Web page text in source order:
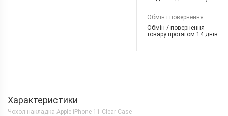
Обмін і повернення
Обмін / повернення
товару протягом 14 днів
Характеристики
Чохол накладка Apple iPhone 11 Clear Case